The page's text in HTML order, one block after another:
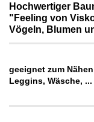
Hochwertiger
"Feeling von
Vögeln, Blumen
geeignet zum
Leggins, Wäsche,